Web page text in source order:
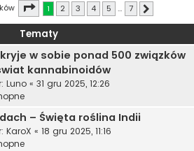
Strona1 7
1 2 3 4 5 … 7
Tematy
w sobie ponad 500 związków
kannabinoidów
Luno « 31 gru 2025, 12:26
– Święta roślina Indii
KaroX « 18 gru 2025, 11:16